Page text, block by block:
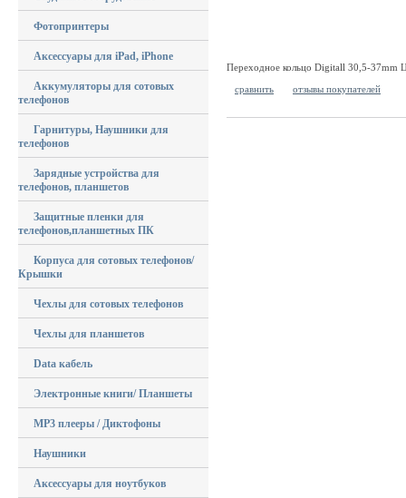
Фотопринтеры
Аксессуары для iPad, iPhone
Аккумуляторы для сотовых
телефонов
Гарнитуры, Наушники для
телефонов
Зарядные устройства для
телефонов, планшетов
Защитные пленки для
телефонов,планшетных ПК
Корпуса для сотовых телефонов/
Крышки
Чехлы для сотовых телефонов
Чехлы для планшетов
Data кабель
Электронные книги/ Планшеты
MP3 плееры / Диктофоны
Наушники
Аксессуары для ноутбуков
Переходное кольцо Digitall 30,5-37mm
сравнить
отзывы покупателей